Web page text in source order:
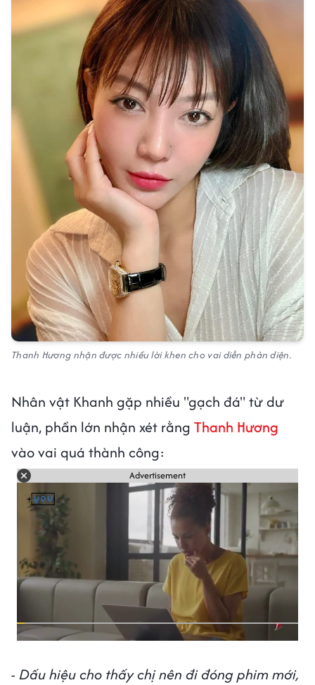
Thanh Hương nhận được nhiều lời khen cho vai diễn phản diện.
Nhân vật Khanh gặp nhiều "gạch đá" từ dư
luận, phần lớn nhận xét rằng Thanh Hương
vào vai quá thành công:
Advertisement
- Dấu hiệu cho thấy chị nên đi đóng phim mới,